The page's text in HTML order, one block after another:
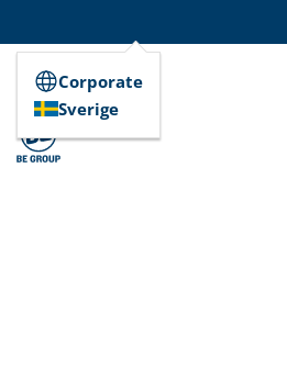
Corporate
Sverige